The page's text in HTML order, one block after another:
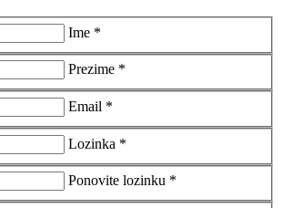
Ime *
Prezime *
Email *
Lozinka *
Ponovite lozinku *